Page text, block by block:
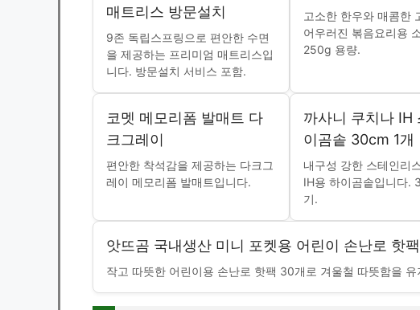
매트리스 방문설치
9존 독립스프링으로 편안한 수면
을 제공하는 프리미엄 매트리스입
니다. 방문설치 서비스 포함.
고소한 한우와 매콤한
어우러진 볶음요리용
250g 용량.
코멧 메모리폼 발매트 다
크그레이
편안한 착석감을 제공하는 다크그
레이 메모리폼 발매트입니다.
까사니 쿠치나 IH
이곰솥 30cm 1개
내구성 강한 스테인리
IH용 하이곰솥입니다.
기.
앗뜨곰 국내생산 미니 포켓용 어린이 손난로 핫
작고 따뜻한 어린이용 손난로 핫팩 30개로 겨울철 따뜻함을 유